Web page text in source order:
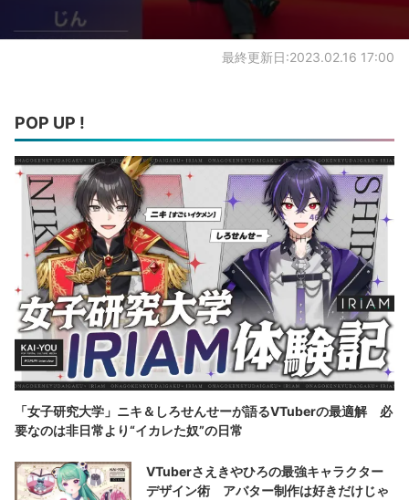
最終更新日:2023.02.16 17:00
POP UP !
「女子研究大学」ニキ＆しろせんせーが語るVTuberの最適解 必
要なのは非日常より“イカレた奴”の日常
VTuberさえきやひろの最強キャラクター
デザイン術 アバター制作は好きだけじゃ